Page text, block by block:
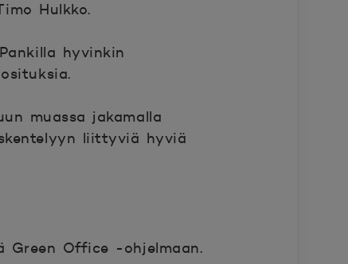
Hulkko.
hyvinkin
muassa jakamalla
liittyviä hyviä
Green Office -ohjelmaan.